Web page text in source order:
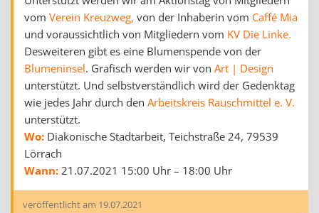
vom Verein Kreuzweg, von der Inhaberin vom Caffé Mia
und voraussichtlich von Mitgliedern vom KV Die Linke.
Desweiteren gibt es eine Blumenspende von der
Blumeninsel. Grafisch werden wir von Art | Design
unterstützt. Und selbstverständlich wird der Gedenktag
wie jedes Jahr durch den Arbeitskreis Rauschmittel e. V.
unterstützt.
Wo: Diakonische Stadtarbeit, Teichstraße 24, 79539
Lörrach
Wann: 21.07.2021 15:00 Uhr – 18:00 Uhr
veröffentlicht am 19.07.2021